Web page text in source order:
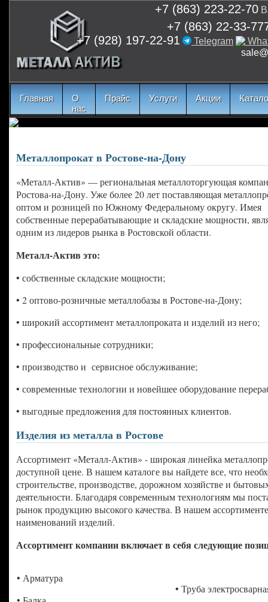
+7 (863) 223-22-70
+7 (863) 22-33-
+7 (928) 197-22-91
Telegram
Главная
О
нас
Прайс Услуги Акции
Металлопрокат в Ростове-на-Дону
«Металл-Актив» — региональная металлоторгующая
Ростова-на-Дону. Уже более 20 лет поставляющая
оптом и розницей по Южному Федеральному округу. Имея
собственные перерабатывающие и складские мощности,
одним из лидеров рынка в Ростовской области.
Металл-Актив это:
• собственные складские мощности;
• 2 оптово-розничные металлобазы в Ростове-на-Дону;
• широкий ассортимент металлопроката и изделий из него;
• профессиональные сотрудники;
• производство и сервисное обслуживание;
• современные технологии и новейшее оборудование
• выгодные предложения для постоянных клиентов.
Изделия из металла в Ростове
Ассортимент «Металл-Актив» - широкая линейка
доступной цене. В нашем каталоге вы найдете все, что
строительстве, производстве, дорожном хозяйстве и
деятельности. Благодаря современным технологиям мы
рынок продукцию высокого качества. В нашем
наименований изделий.
Ассортимент компании включает в себя следующие
• Арматура
• Труба